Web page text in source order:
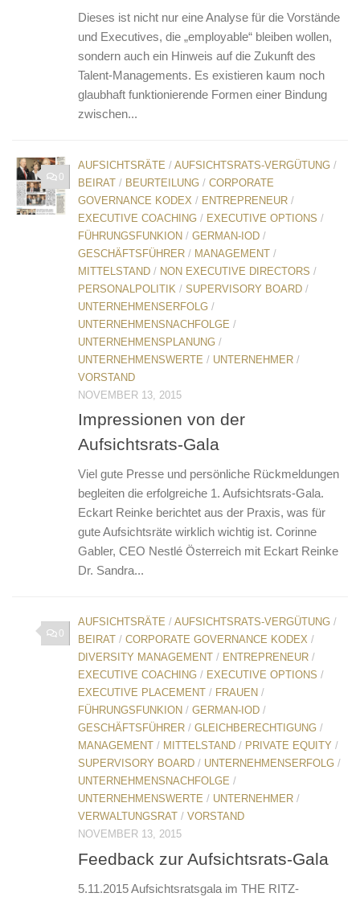
Dieses ist nicht nur eine Analyse für die Vorstände
und Executives, die „employable“ bleiben wollen,
sondern auch ein Hinweis auf die Zukunft des
Talent-Managements. Es existieren kaum noch
glaubhaft funktionierende Formen einer Bindung
zwischen...
0
AUFSICHTSRÄTE / AUFSICHTSRATS-VERGÜTUNG /
BEIRAT / BEURTEILUNG / CORPORATE
GOVERNANCE KODEX / ENTREPRENEUR /
EXECUTIVE COACHING / EXECUTIVE OPTIONS /
FÜHRUNGSFUNKION / GERMAN-IOD /
GESCHÄFTSFÜHRER / MANAGEMENT /
MITTELSTAND / NON EXECUTIVE DIRECTORS /
PERSONALPOLITIK / SUPERVISORY BOARD /
UNTERNEHMENSERFOLG /
UNTERNEHMENSNACHFOLGE /
UNTERNEHMENSPLANUNG /
UNTERNEHMENSWERTE / UNTERNEHMER /
VORSTAND
NOVEMBER 13, 2015
Impressionen von der
Aufsichtsrats-Gala
Viel gute Presse und persönliche Rückmeldungen
begleiten die erfolgreiche 1. Aufsichtsrats-Gala.
Eckart Reinke berichtet aus der Praxis, was für
gute Aufsichtsräte wirklich wichtig ist. Corinne
Gabler, CEO Nestlé Österreich mit Eckart Reinke
Dr. Sandra...
0
AUFSICHTSRÄTE / AUFSICHTSRATS-VERGÜTUNG /
BEIRAT / CORPORATE GOVERNANCE KODEX /
DIVERSITY MANAGEMENT / ENTREPRENEUR /
EXECUTIVE COACHING / EXECUTIVE OPTIONS /
EXECUTIVE PLACEMENT / FRAUEN /
FÜHRUNGSFUNKION / GERMAN-IOD /
GESCHÄFTSFÜHRER / GLEICHBERECHTIGUNG /
MANAGEMENT / MITTELSTAND / PRIVATE EQUITY /
SUPERVISORY BOARD / UNTERNEHMENSERFOLG /
UNTERNEHMENSNACHFOLGE /
UNTERNEHMENSWERTE / UNTERNEHMER /
VERWALTUNGSRAT / VORSTAND
NOVEMBER 13, 2015
Feedback zur Aufsichtsrats-Gala
5.11.2015 Aufsichtsratsgala im THE RITZ-